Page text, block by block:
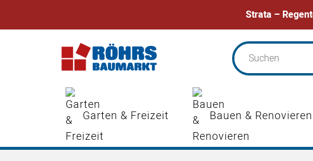
Strata –
Zum Hauptinhalt springen
Garten & Freizeit Bauen & Renovieren